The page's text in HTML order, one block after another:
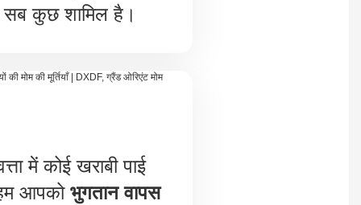
कुछ शामिल है।
में कोई खराबी पाई
आपको भुगतान वापस